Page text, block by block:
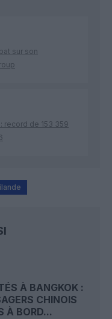
sur son
record de 153 359
À BANGKOK :
CHINOIS
À BORD...